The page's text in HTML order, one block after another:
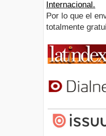
Internacional.
Por lo que el
totalmente